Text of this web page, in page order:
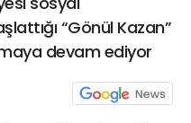
“Gönül Kazan”
devam ediyor